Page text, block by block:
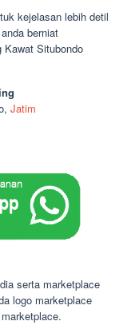
kejelasan lebih detil
berniat
Kawat Situbondo
Jatim
serta marketplace
logo marketplace